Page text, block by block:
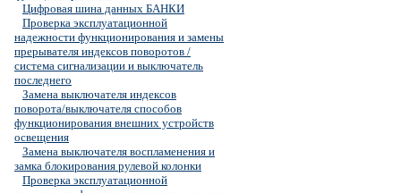
Цифровая шина данных БАНКИ
Проверка эксплуатационной
надежности функционирования и замены
прерывателя индексов поворотов /
система сигнализации и выключатель
последнего
Замена выключателя индексов
поворота/выключателя способов
функционирования внешних устройств
освещения
Замена выключателя воспламенения и
замка блокирования рулевой колонки
Проверка эксплуатационной